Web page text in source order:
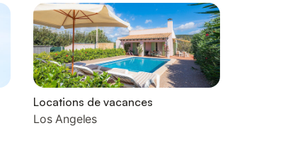
Locations de vacances
Los Angeles